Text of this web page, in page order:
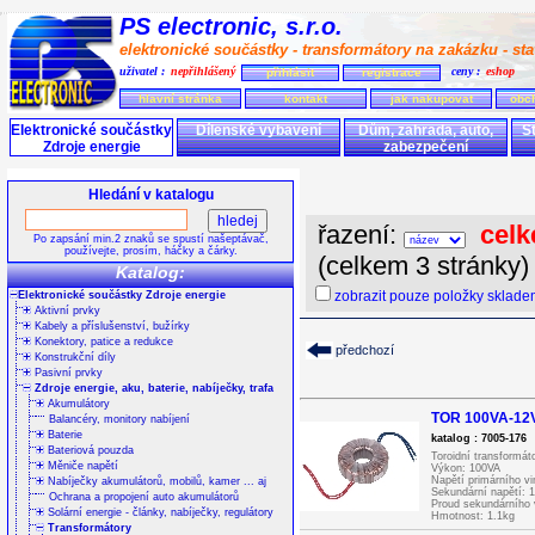
PS electronic, s.r.o.
elektronické součástky - transformátory na zakázku -
uživatel : nepřihlášený přihlásit registrace ceny : eshop
hlavní stránka kontakt jak nakupovat
Elektronické součástky
Zdroje energie
Dílenské vybavení
Dům, zahrada, auto,
zabezpečení
Hledání v katalogu
Po zapsání min.2 znaků se spustí našeptávač,
používejte, prosím, háčky a čárky.
Katalog:
Elektronické součástky Zdroje energie
Aktivní prvky
Kabely a příslušenství, bužírky
Konektory, patice a redukce
Konstrukční díly
Pasivní prvky
Zdroje energie, aku, baterie, nabíječky, trafa
Akumulátory
Balancéry, monitory nabíjení
Baterie
Bateriová pouzda
Měniče napětí
Nabíječky akumulátorů, mobilů, kamer ... aj
Ochrana a propojení auto akumulátorů
Solární energie - články, nabíječky, regulátory
Transformátory
řazení:
(celkem 3 stránky)
zobrazit pouze položky
předchozí
TOR 100VA-
katalog : 7005-176
Toroidní
Výkon: 100VA
Napětí primárního
Sekundární napětí:
Proud
Hmotnost: 1.1kg
Vývody: vodiče